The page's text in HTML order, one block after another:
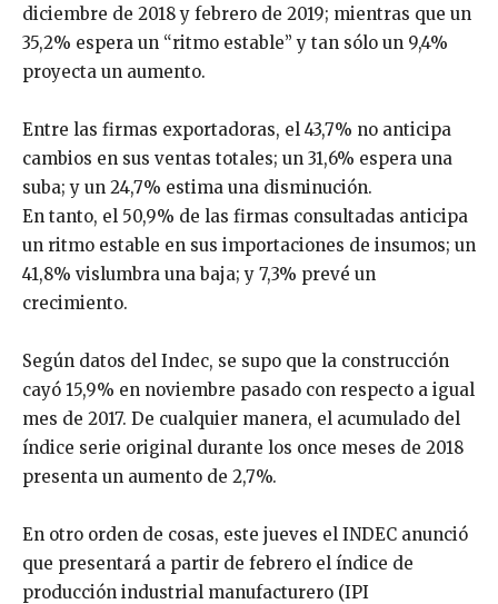
diciembre de 2018 y febrero de 2019; mientras que un
35,2% espera un “ritmo estable” y tan sólo un 9,4%
proyecta un aumento.
Entre las firmas exportadoras, el 43,7% no anticipa
cambios en sus ventas totales; un 31,6% espera una
suba; y un 24,7% estima una disminución.
En tanto, el 50,9% de las firmas consultadas anticipa
un ritmo estable en sus importaciones de insumos; un
41,8% vislumbra una baja; y 7,3% prevé un
crecimiento.
Según datos del Indec, se supo que la construcción
cayó 15,9% en noviembre pasado con respecto a igual
mes de 2017. De cualquier manera, el acumulado del
índice serie original durante los once meses de 2018
presenta un aumento de 2,7%.
En otro orden de cosas, este jueves el INDEC anunció
que presentará a partir de febrero el índice de
producción industrial manufacturero (IPI